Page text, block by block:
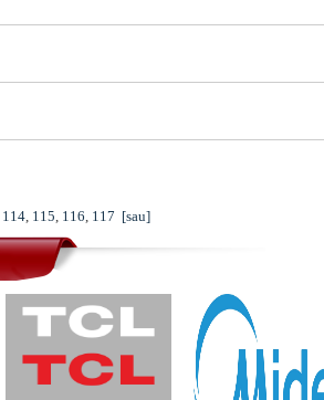
114, 115, 116, 117 [sau]